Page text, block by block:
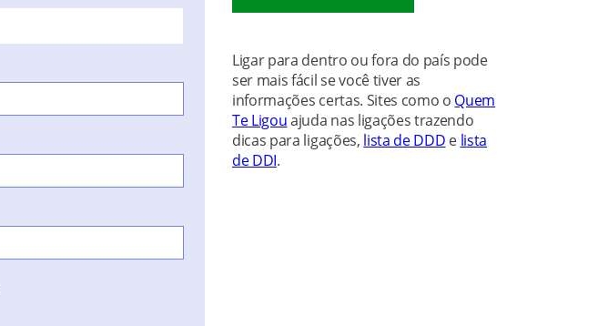
Ligar para dentro ou fora do país pode
ser mais fácil se você tiver as
informações certas. Sites como o Quem
Te Ligouajuda nas ligações trazendo
dicas para ligações, lista de DDD e lista
de DDI.